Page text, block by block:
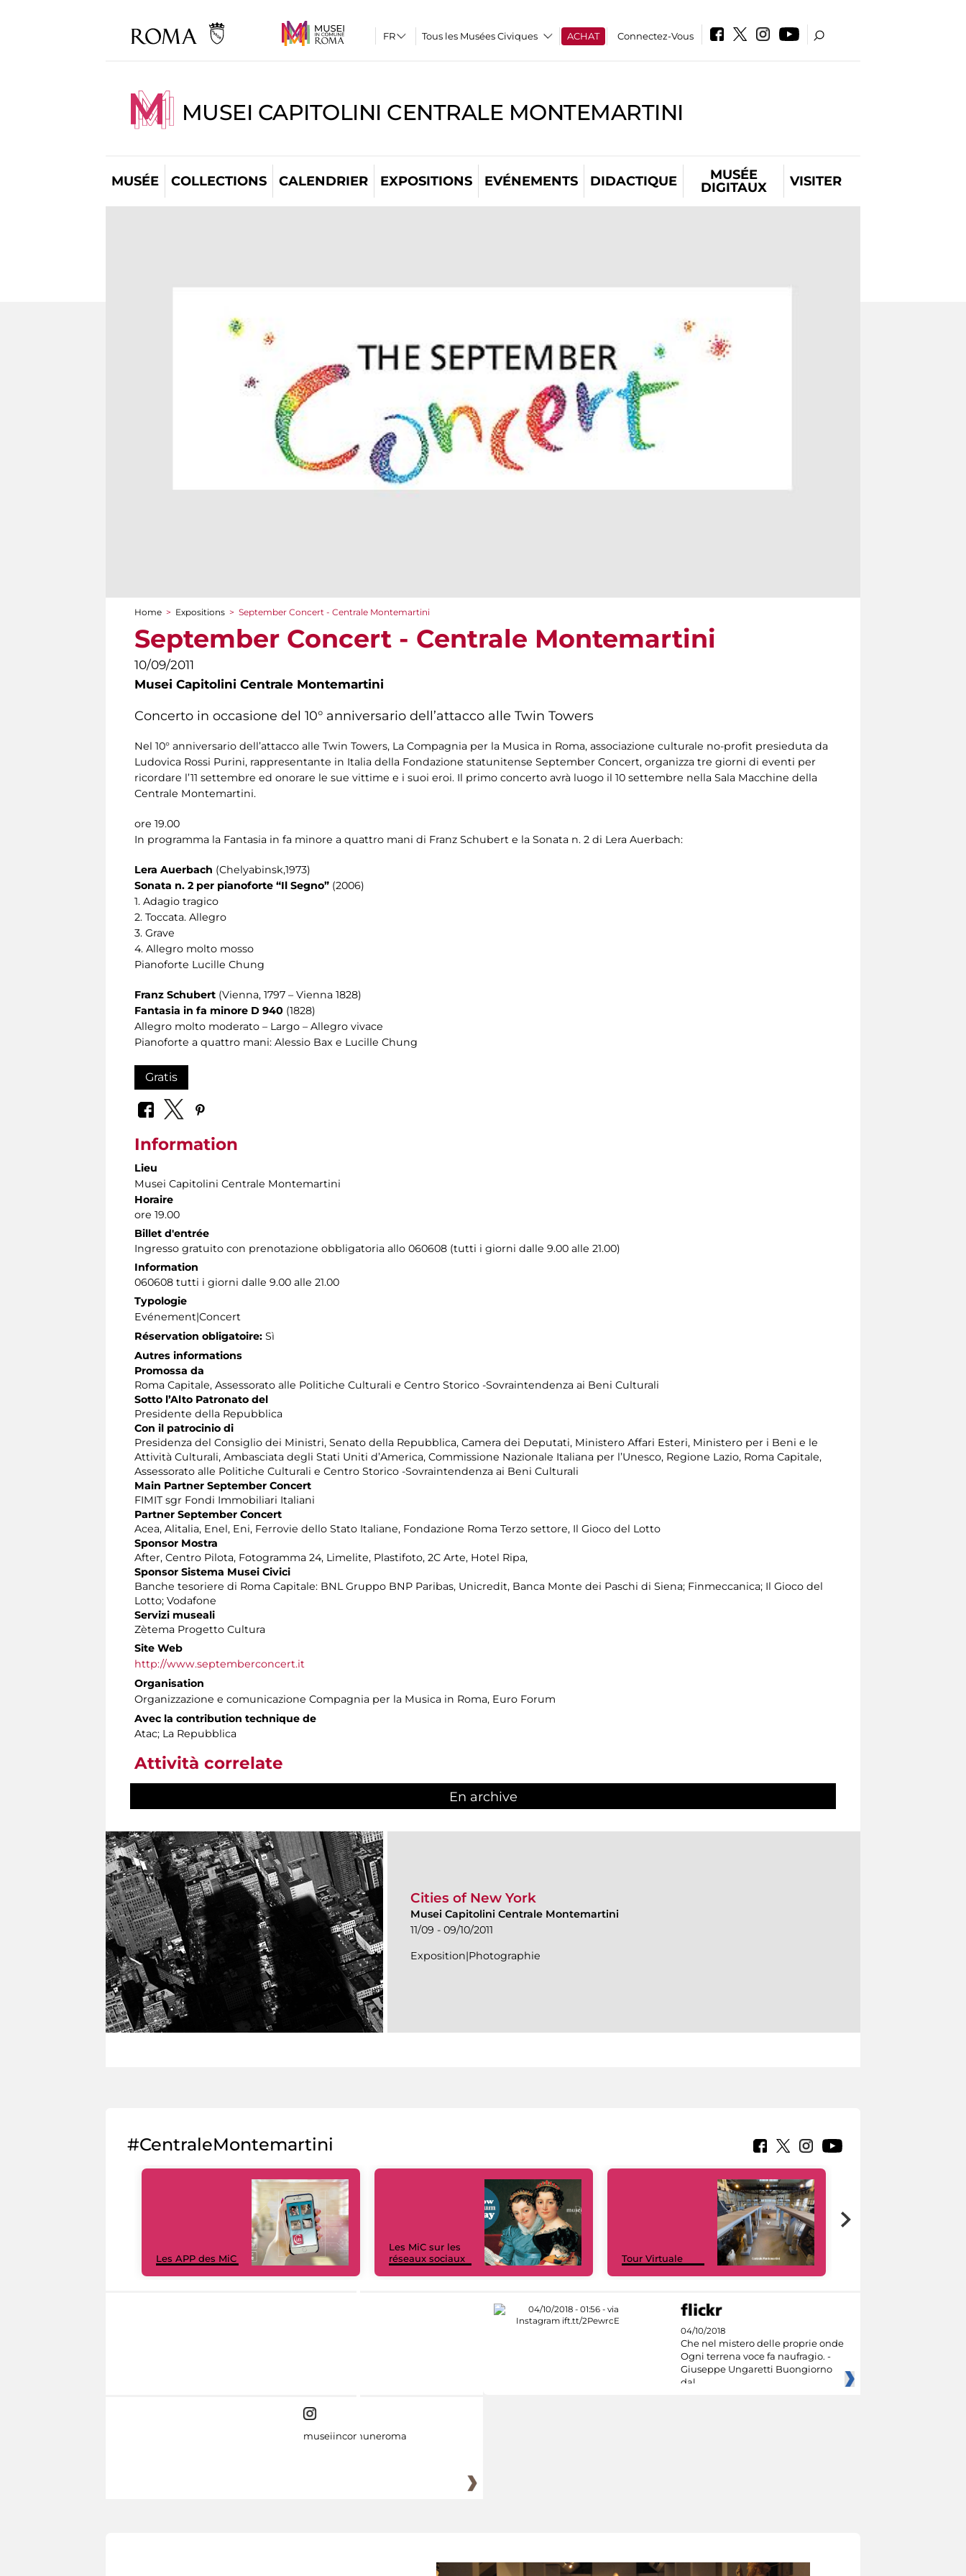
Tous les Musées Civiques ACHAT Connectez-Vous
MUSEI CAPITOLINI CENTRALE MONTEMARTINI
MUSÉE COLLECTIONS CALENDRIER EXPOSITIONS EVÉNEMENTS DIDACTIQUE
MUSÉE
DIGITAUX
VISITER
You are here
Home > Expositions > September Concert - Centrale Montemartini
September Concert - Centrale Montemartini
10/09/2011
Musei Capitolini Centrale Montemartini
Concerto in occasione del 10° anniversario dell’attacco alle Twin Towers
Nel 10° anniversario dell’attacco alle Twin Towers, La Compagnia per la Musica in Roma, associazione culturale no-profit presieduta da
Ludovica Rossi Purini, rappresentante in Italia della Fondazione statunitense September Concert, organizza tre giorni di eventi per
ricordare l’11 settembre ed onorare le sue vittime e i suoi eroi. Il primo concerto avrà luogo il 10 settembre nella Sala Macchine della
Centrale Montemartini.
ore 19.00
In programma la Fantasia in fa minore a quattro mani di Franz Schubert e la Sonata n. 2 di Lera Auerbach:
Lera Auerbach (Chelyabinsk,1973)
Sonata n. 2 per pianoforte “Il Segno” (2006)
1. Adagio tragico
2. Toccata. Allegro
3. Grave
4. Allegro molto mosso
Pianoforte Lucille Chung
Franz Schubert (Vienna, 1797 – Vienna 1828)
Fantasia in fa minore D 940 (1828)
Allegro molto moderato – Largo – Allegro vivace
Pianoforte a quattro mani: Alessio Bax e Lucille Chung
Gratis
Information
Lieu
Musei Capitolini Centrale Montemartini
Horaire
ore 19.00
Billet d'entrée
Ingresso gratuito con prenotazione obbligatoria allo 060608 (tutti i giorni dalle 9.00 alle 21.00)
Information
060608 tutti i giorni dalle 9.00 alle 21.00
Typologie
Evénement|Concert
Réservation obligatoire: Sì
Autres informations
Promossa da
Roma Capitale, Assessorato alle Politiche Culturali e Centro Storico -Sovraintendenza ai Beni Culturali
Sotto l’Alto Patronato del
Presidente della Repubblica
Con il patrocinio di
Presidenza del Consiglio dei Ministri, Senato della Repubblica, Camera dei Deputati, Ministero Affari Esteri, Ministero per i Beni e le
Attività Culturali, Ambasciata degli Stati Uniti d’America, Commissione Nazionale Italiana per l’Unesco, Regione Lazio, Roma Capitale,
Assessorato alle Politiche Culturali e Centro Storico -Sovraintendenza ai Beni Culturali
Main Partner September Concert
FIMIT sgr Fondi Immobiliari Italiani
Partner September Concert
Acea, Alitalia, Enel, Eni, Ferrovie dello Stato Italiane, Fondazione Roma Terzo settore, Il Gioco del Lotto
Sponsor Mostra
After, Centro Pilota, Fotogramma 24, Limelite, Plastifoto, 2C Arte, Hotel Ripa,
Sponsor Sistema Musei Civici
Banche tesoriere di Roma Capitale: BNL Gruppo BNP Paribas, Unicredit, Banca Monte dei Paschi di Siena; Finmeccanica; Il Gioco del
Lotto; Vodafone
Servizi museali
Zètema Progetto Cultura
Site Web
http://www.septemberconcert.it
Organisation
Organizzazione e comunicazione Compagnia per la Musica in Roma, Euro Forum
Avec la contribution technique de
Atac; La Repubblica
Attività correlate
En archive
Cities of New York
Musei Capitolini Centrale Montemartini
11/09 - 09/10/2011
Exposition|Photographie
#CentraleMontemartini
Les APP des MiC
Les MiC sur les
réseaux sociaux
Tour Virtuale
04/10/2018
Che nel mistero delle proprie onde
Ogni terrena voce fa naufragio. -
Giuseppe Ungaretti Buongiorno
dal
museiincomuneroma